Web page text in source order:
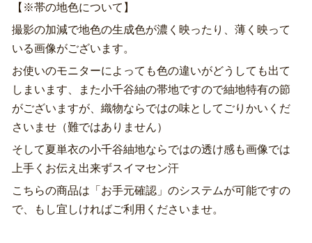
【※帯の地色について】
撮影の加減で地色の生成色が濃く映ったり、薄く映って
いる画像がございます。
お使いのモニターによっても色の違いがどうしても出て
しまいます、また小千谷紬の帯地ですので紬地特有の節
がございますが、織物ならではの味としてごりかいくだ
さいませ（難ではありません）
そして夏単衣の小千谷紬地ならではの透け感も画像では
上手くお伝え出来ずスイマセン汗
こちらの商品は「お手元確認」のシステムが可能ですの
で、もし宜しければご利用くださいませ。